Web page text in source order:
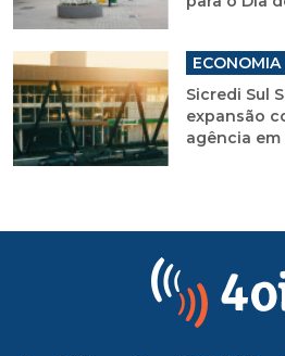
ECONOMIA
Sicredi Sul
expansão
agência em